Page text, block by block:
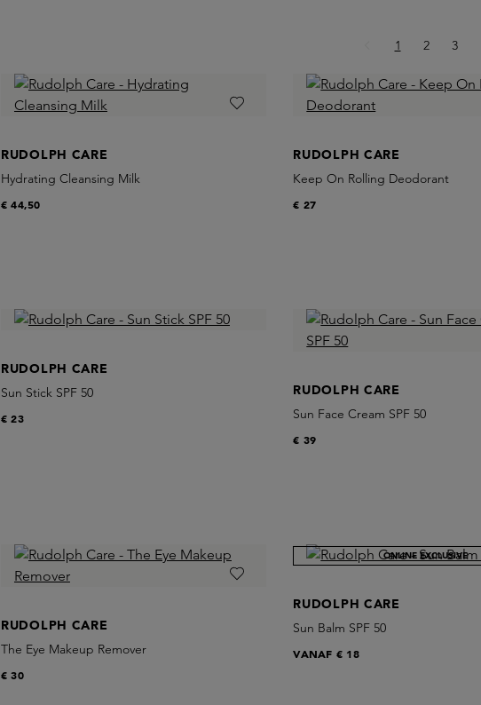
Pagina
1 Pagina
2 3
RUDOLPH CARE
Hydrating Cleansing Milk
€ 44,50
RUDOLPH CARE
Keep On Rolling Deodorant
€ 27
RUDOLPH CARE
Sun Stick SPF 50
€ 23
RUDOLPH CARE
Sun Face Cream SPF 50
€ 39
RUDOLPH CARE
The Eye Makeup Remover
€ 30
ONLINE EXCLUSIVE
RUDOLPH CARE
Sun Balm SPF 50
VANAF € 18